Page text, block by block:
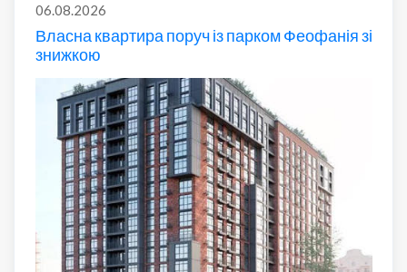
06.08.2026
Власна квартира поруч із парком Феофанія зі
знижкою